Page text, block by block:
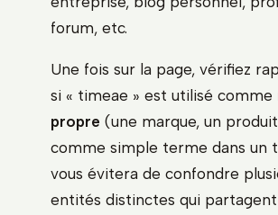
forum, etc.
Une fois sur la page, vérifiez
si « timeae » est utilisé comme
propre (une marque, un
comme simple terme dans un
vous évitera de confondre
entités distinctes qui